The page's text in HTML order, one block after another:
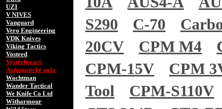
UZI
V NIVES
Vanguard
Vero Engineering
VDK Knives
Viking Tactics
Vosteed
Vystřelovací
Automatické nože
Wachtman
Wander Tactical
We Knife Co Ltd
Witharmour
S290
C-70
20CV
CPM M4
CPM-15V
CPM
Tool
CPM-S110V